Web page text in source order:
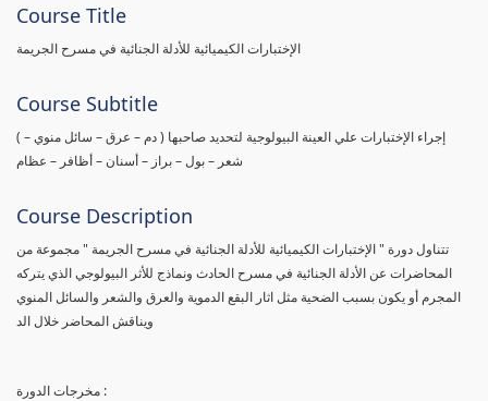
Course Title
الإختبارات الكيميائية للأدلة الجنائية في مسرح الجريمة
Course Subtitle
( إجراء الإختبارات علي العينة البيولوجية لتحديد صاحبها ( دم – عرق – سائل منوي –
شعر – بول – براز – أسنان – أظافر – عظام
Course Description
تتناول دورة " الإختبارات الكيميائية للأدلة الجنائية في مسرح الجريمة " مجموعة من
المحاضرات عن الأدلة الجنائية في مسرح الحادث ونماذج للأثر البيولوجي الذي يتركه
المجرم أو يكون بسبب الضحية مثل اثار البقع الدموية والعرق والشعر والسائل المنوي
ويناقش المحاضر خلال الد
مخرجات الدورة :